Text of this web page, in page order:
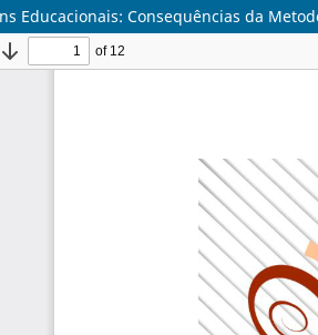
Educacionais: Consequências da